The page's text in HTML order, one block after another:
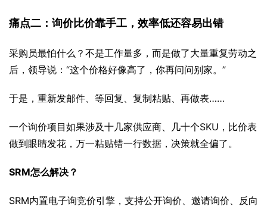
痛点二：询价比价靠手工，效率低还容易出错
采购员最怕什么？不是工作量多，而是做了大量重复劳动之
后，领导说：“这个价格好像高了，你再问问别家。”
于是，重新发邮件、等回复、复制粘贴、再做表……
一个询价项目如果涉及十几家供应商、几十个SKU，比价表
做到眼睛发花，万一粘贴错一行数据，决策就全偏了。
SRM怎么解决？
SRM内置电子询竞价引擎，支持公开询价、邀请询价、反向